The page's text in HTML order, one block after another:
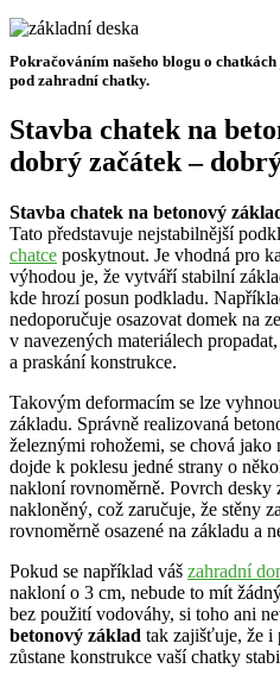
Pokračováním našeho blogu o
pod zahradní chatky.
Stavba chatek na
dobrý začátek –
Stavba chatek na betonový
Tato představuje nejstabilnější
chatce poskytnout. Je vhodná pro
výhodou je, že vytváří stabilní
kde hrozí posun podkladu.
nedoporučuje osazovat domek na
v navezených materiálech
a praskání konstrukce.
Takovým deformacím se lze
základu. Správně realizovaná
železnými rohožemi, se chová
dojde k poklesu jedné strany o
nakloní rovnoměrně. Povrch desky
nakloněný, což zaručuje, že stěny
rovnoměrně osazené na základu a
Pokud se například váš zahradní
nakloní o 3 cm, nebude to mít
bez použití vodováhy, si toho ani
betonový základ tak zajišťuje, že i
zůstane konstrukce vaší chatky